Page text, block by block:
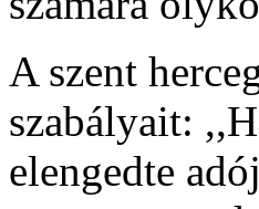
A szent
szabályait:
elengedte